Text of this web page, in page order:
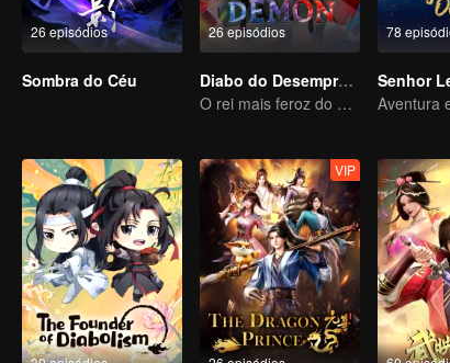
26 episódios
Sombra do Céu
26 episódios
Diabo do Desemprego
O rei mais feroz do mundo demoníaco
78
Senhor
VIP